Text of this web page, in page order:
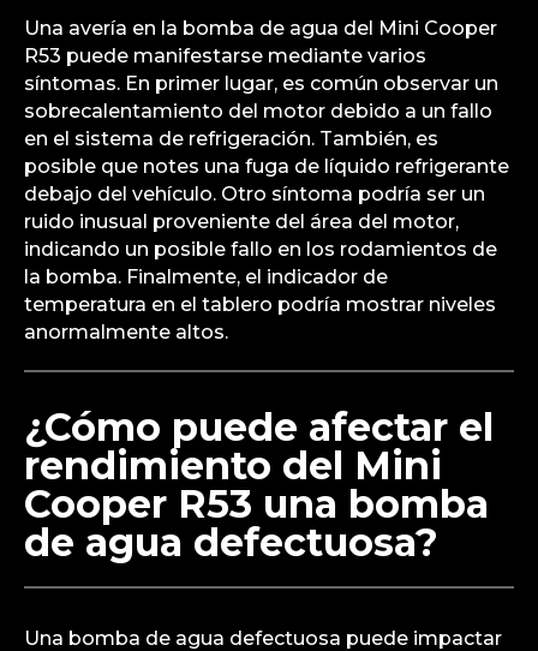
Una avería en la bomba de agua del Mini Cooper
R53 puede manifestarse mediante varios
síntomas. En primer lugar, es común observar un
sobrecalentamiento del motor debido a un fallo
en el sistema de refrigeración. También, es
posible que notes una fuga de líquido refrigerante
debajo del vehículo. Otro síntoma podría ser un
ruido inusual proveniente del área del motor,
indicando un posible fallo en los rodamientos de
la bomba. Finalmente, el indicador de
temperatura en el tablero podría mostrar niveles
anormalmente altos.
¿Cómo puede afectar el
rendimiento del Mini
Cooper R53 una bomba
de agua defectuosa?
Una bomba de agua defectuosa puede impactar